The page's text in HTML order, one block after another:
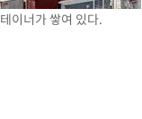
이너가 쌓여 있다.